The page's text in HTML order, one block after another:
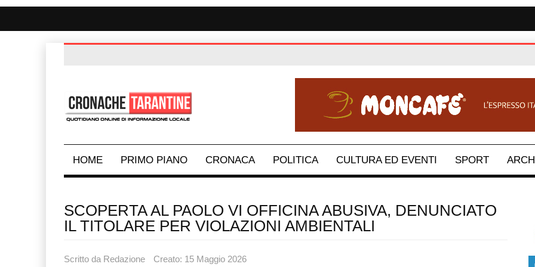
HOME PRIMO PIANO CRONACA POLITICA CULTURA ED EVENTI SPORT
SCOPERTA AL PAOLO VI OFFICINA ABUSIVA, DENUNCIATO
IL TITOLARE PER VIOLAZIONI AMBIENTALI
Scritto da Redazione Creato: 15 Maggio 2026